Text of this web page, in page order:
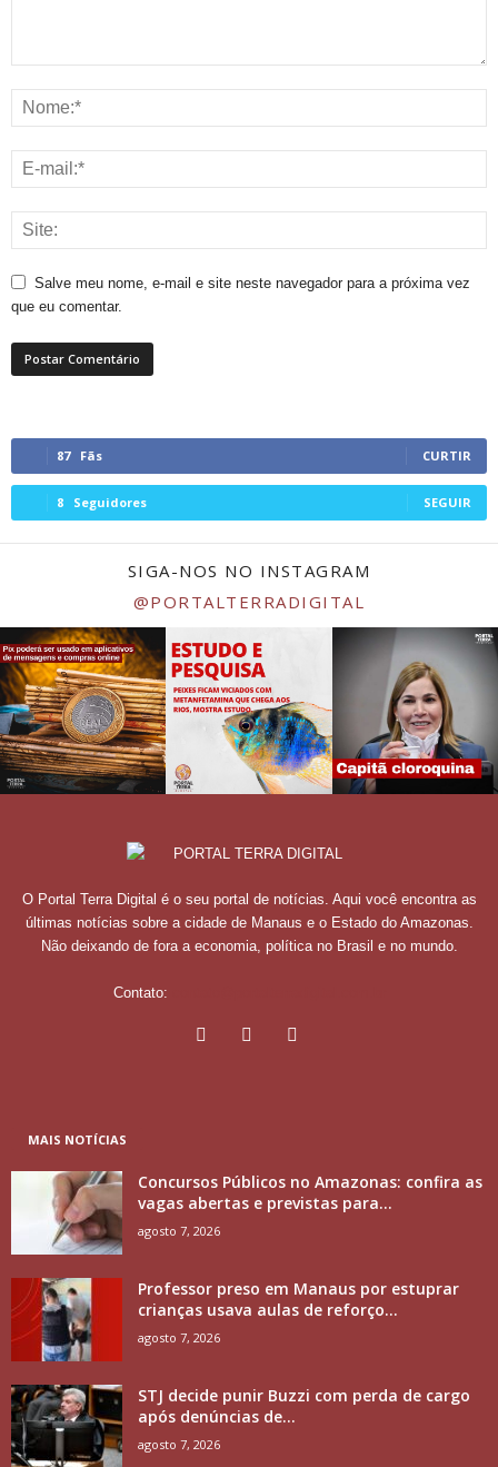
Salve meu nome, e-mail e site neste navegador para a próxima vez
que eu comentar.
87 Fãs CURTIR
8 Seguidores SEGUIR
SIGA-NOS NO INSTAGRAM
@PORTALTERRADIGITAL
O Portal Terra Digital é o seu portal de notícias. Aqui você encontra as
últimas notícias sobre a cidade de Manaus e o Estado do Amazonas.
Não deixando de fora a economia, política no Brasil e no mundo.
Contato:
MAIS NOTÍCIAS
Concursos Públicos no Amazonas: confira as
vagas abertas e previstas para...
agosto 7, 2026
Professor preso em Manaus por estuprar
crianças usava aulas de reforço...
agosto 7, 2026
STJ decide punir Buzzi com perda de cargo
após denúncias de...
agosto 7, 2026